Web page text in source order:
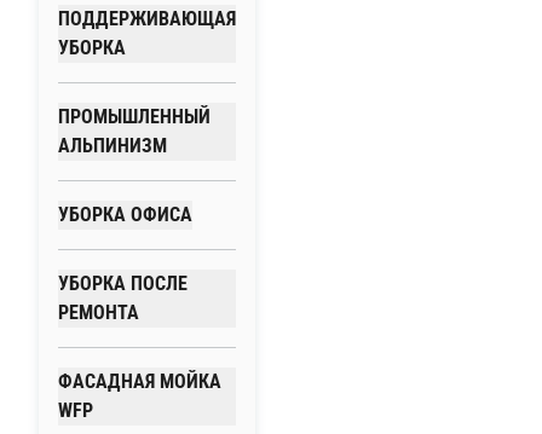
ПОДДЕРЖИВАЮЩАЯ
УБОРКА
ПРОМЫШЛЕННЫЙ
АЛЬПИНИЗМ
УБОРКА ОФИСА
УБОРКА ПОСЛЕ
РЕМОНТА
ФАСАДНАЯ МОЙКА
WFP